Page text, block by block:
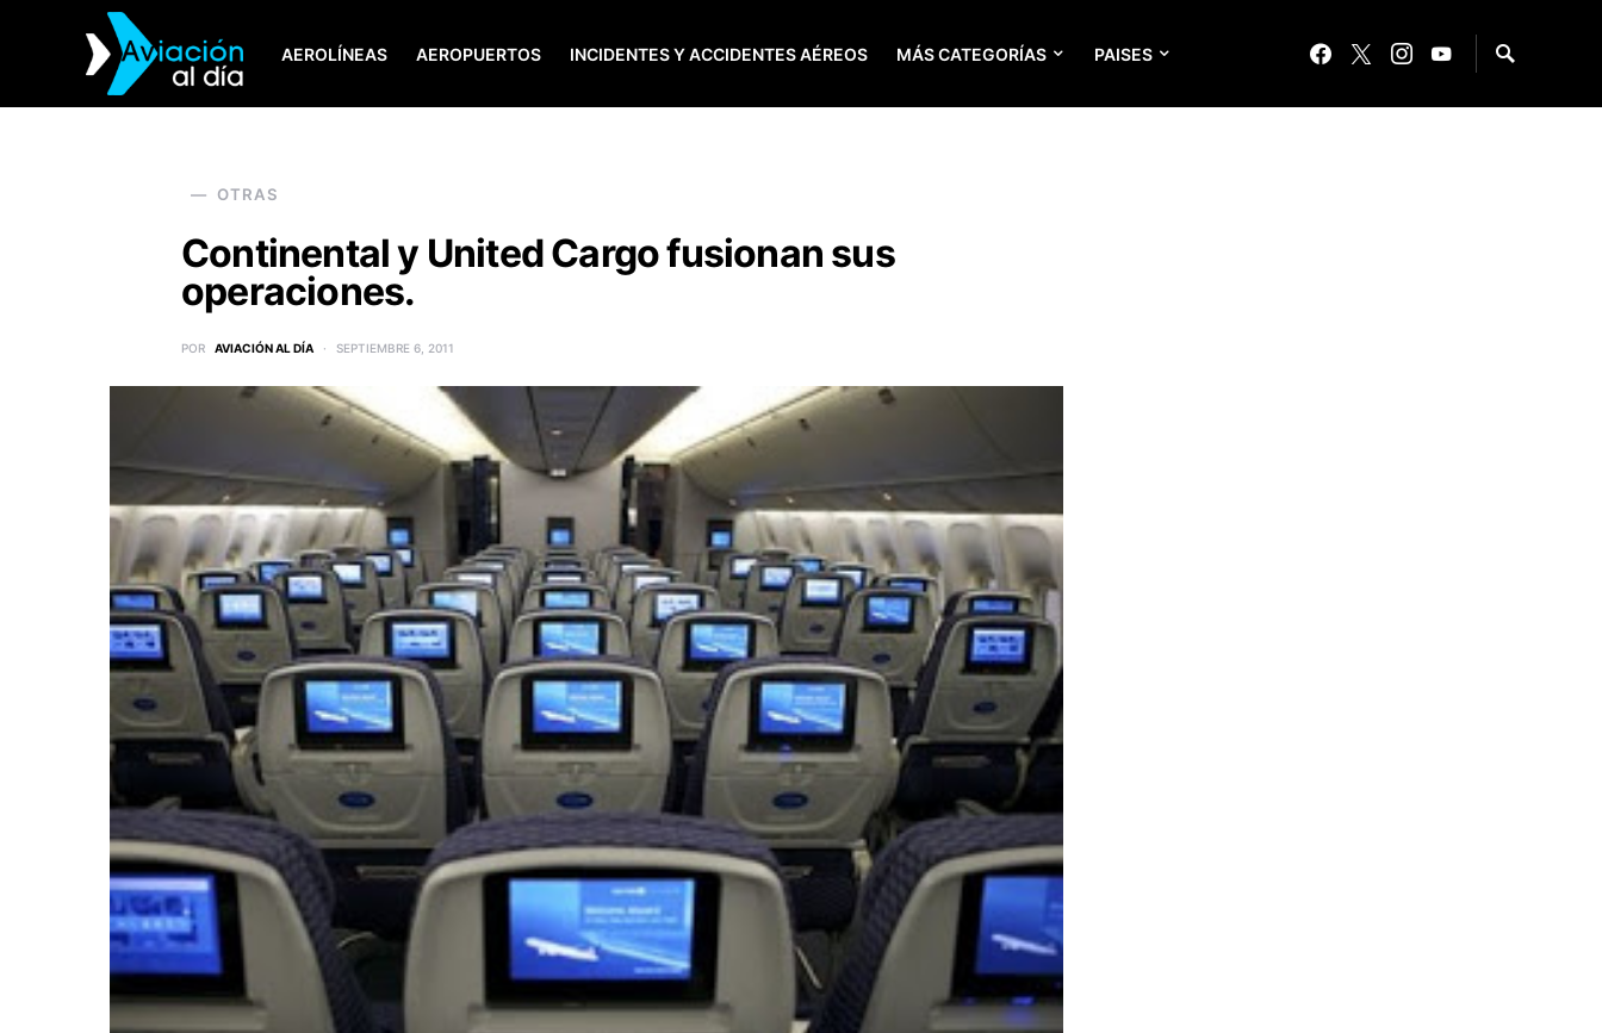
AEROLÍNEAS AEROPUERTOS INCIDENTES Y ACCIDENTES AÉREOS MÁS CATEGORÍAS PAISES
SEARCH FOR:
OTRAS
Continental y United Cargo fusionan sus
operaciones.
POR AVIACIÓN AL DÍA SEPTIEMBRE 6, 2011